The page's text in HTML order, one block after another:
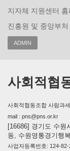
지자체 지원센터 홈
진흥원 및 중앙부처
ADMIN
사회적협
사회적협동조합 사람과
mail : pns@pns.or.kr
[16686] 경기도 수원
동, 수원영통경기행
사업자등록번호: 124-82-